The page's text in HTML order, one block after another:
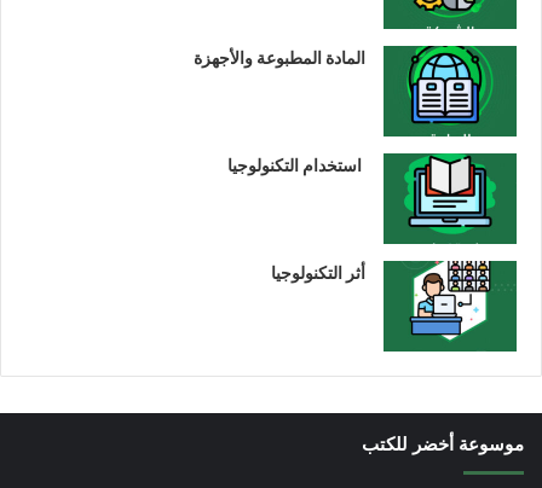
المادة المطبوعة والأجهزة
استخدام التكنولوجيا
أثر التكنولوجيا
موسوعة أخضر للكتب